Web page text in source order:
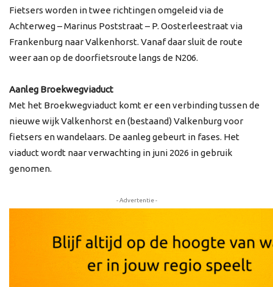
Fietsers worden in twee richtingen omgeleid via de
Achterweg – Marinus Poststraat – P. Oosterleestraat via
Frankenburg naar Valkenhorst. Vanaf daar sluit de route
weer aan op de doorfietsroute langs de N206.
Aanleg Broekwegviaduct
Met het Broekwegviaduct komt er een verbinding tussen de
nieuwe wijk Valkenhorst en (bestaand) Valkenburg voor
fietsers en wandelaars. De aanleg gebeurt in fases. Het
viaduct wordt naar verwachting in juni 2026 in gebruik
genomen.
- Advertentie -